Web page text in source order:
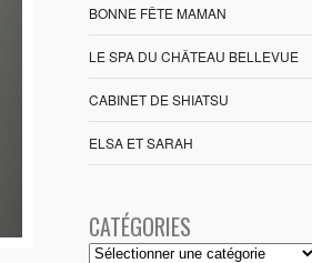
BONNE FÊTE MAMAN
LE SPA DU CHÂTEAU BELLEVUE
CABINET DE SHIATSU
ELSA ET SARAH
CATÉGORIES
Catégories